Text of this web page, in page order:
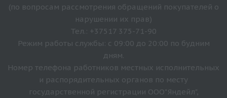
(по вопросам рассмотрения обращений покупателей о
нарушении их прав)
Тел.: +37517 375-71-90
Режим работы службы: с 09:00 до 20:00 по будним
дням.
Номер телефона работников местных исполнительных
и распорядительных органов по месту
государственной регистрации ООО"Яндейл",